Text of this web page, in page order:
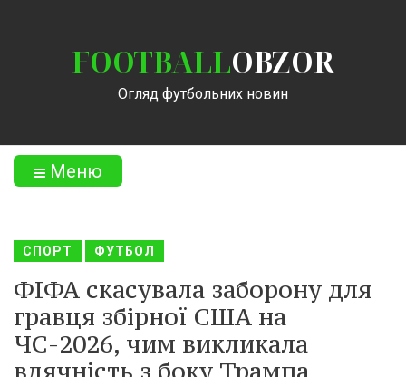
FOOTBALLOBZOR
Огляд футбольних новин
Меню
СПОРТ ФУТБОЛ
ФІФА скасувала заборону для
гравця збірної США на
ЧС-2026, чим викликала
вдячність з боку Трампа.